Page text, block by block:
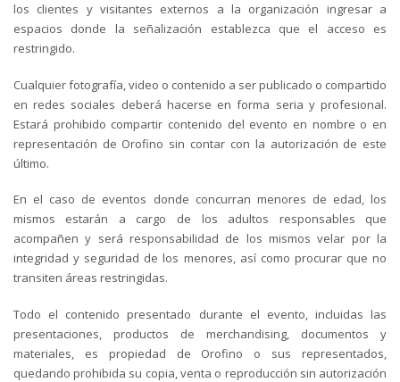
los clientes y visitantes externos a la organización ingresar a
espacios donde la señalización establezca que el acceso es
restringido.
Cualquier fotografía, video o contenido a ser publicado o compartido
en redes sociales deberá hacerse en forma seria y profesional.
Estará prohibido compartir contenido del evento en nombre o en
representación de Orofino sin contar con la autorización de este
último.
En el caso de eventos donde concurran menores de edad, los
mismos estarán a cargo de los adultos responsables que
acompañen y será responsabilidad de los mismos velar por la
integridad y seguridad de los menores, así como procurar que no
transiten áreas restringidas.
Todo el contenido presentado durante el evento, incluidas las
presentaciones, productos de merchandising, documentos y
materiales, es propiedad de Orofino o sus representados,
quedando prohibida su copia, venta o reproducción sin autorización